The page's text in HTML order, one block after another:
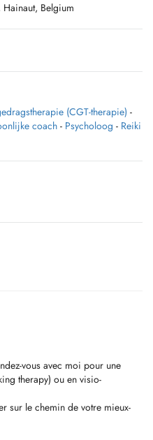
Belgium
(CGT-therapie) -
coach- Psycholoog - Reiki
vous avec moi pour une
therapy) ou en visio-
sur le chemin de votre mieux-
pour vous dans cette période